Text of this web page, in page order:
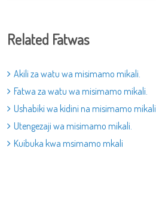
Related Fatwas
Akili za watu wa misimamo mikali.
Fatwa za watu wa misimamo mikali.
Ushabiki wa kidini na misimamo mikali
Utengezaji wa misimamo mikali.
Kuibuka kwa msimamo mkali